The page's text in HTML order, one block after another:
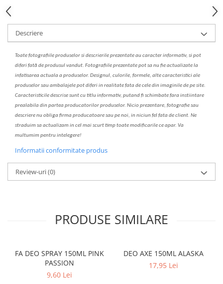
Descriere
Toate fotografiile produselorsidescrierileprezentate au caracter informativ, si pot
diferi fată de produsul vandut. Fotografiile prezentate pot sa nu fie actualizate la
infatisarea actuala a produselor. Designul, culorile, formele, alte caracteristici ale
produselor sau ambalajele pot diferi in realitate fata de cele din imaginile de pe site.
Caracteristicile descrise sunt cu titlu informativ, putand fi schimbate fara instiintare
prealabila din partea producatorilor produselor. Nicio prezentare, fotografie sau
descriere nu obliga firma producatoare sau pe noi, in niciun fel fata de client. Ne
straduim sa actualizam in cel mai scurt timp toate modificarile ce apar. Va
multumim pentru intelegere!
Informatii conformitate produs
Review-uri(0)
PRODUSE SIMILARE
FA DEO SPRAY 150ML PINK
PASSION
9,60 Lei
DEO AXE 150ML ALASKA
17,95 Lei